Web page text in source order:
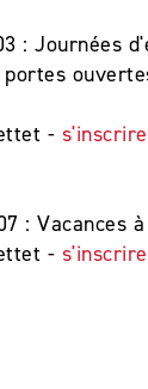
: Journées
-
: Vacances
-